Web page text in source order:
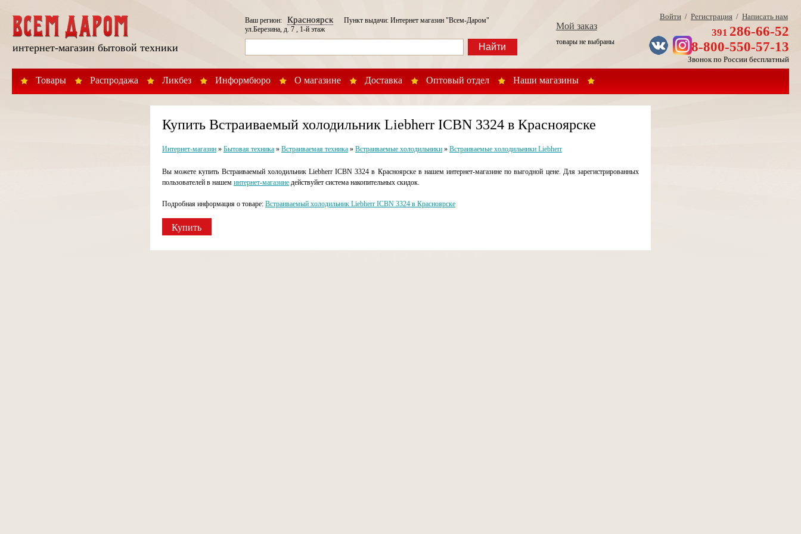
интернет-магазин бытовой техники
Товары Распродажа Ликбез Информбюро О магазине Доставка Оптовый отдел Наши магазины
Ваш регион:КрасноярскПункт выдачи: Интернет магазин "Всем-Даром"
ул.Березина, д. 7 , 1-й этаж
Найти
Мой заказ
товары не выбраны
Войти/ Регистрация/ Написать нам
391 286-66-52
8-800-550-57-13
Звонок по России бесплатный
Купить Встраиваемый холодильник Liebherr ICBN 3324 в Красноярске
Интернет-магазин» Бытовая техника» Встраиваемая техника» Встраиваемые холодильники» Встраиваемые холодильники Liebherr
Вы можете купить Встраиваемый холодильник Liebherr ICBN 3324 в Красноярске в нашем интернет-магазине по выгодной цене. Для зарегистрированных
пользователей в нашем интернет-магазинедействуйет система накопительных скидок.
Подробная информация о товаре: Встраиваемый холодильник Liebherr ICBN 3324 в Красноярске
Купить